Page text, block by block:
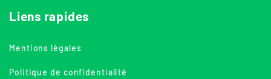
Liens rapides
Mentions légales
Politique de confidentialité